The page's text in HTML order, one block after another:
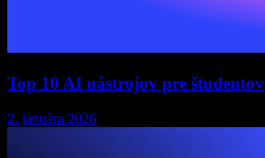
Top 10 AI nástrojov pre študentov
2. januára 2026